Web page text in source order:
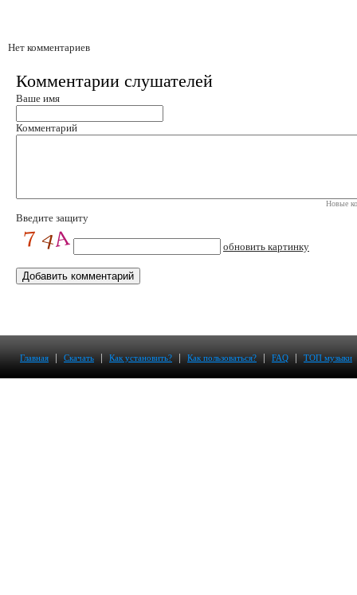
Нет комментариев
Комментарии слушателей
Ваше имя
Комментарий
Новые
Введите защиту
обновить картинку
Главная | Скачать | Как установить? | Как пользоваться? | FAQ | ТОП музыки